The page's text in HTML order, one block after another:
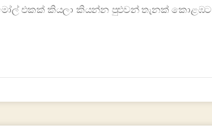
එකක් කියලා කියන්න පුළුවන් තැනක් කොළඹට